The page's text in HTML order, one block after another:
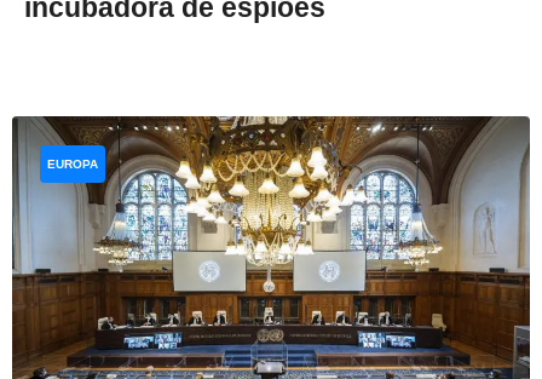
incubadora de espiões
EUROPA